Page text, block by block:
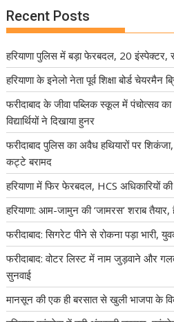
Recent Posts
हरियाणा पुलिस में बड़ा फेरबदल, 20
हरियाणा के इनेलो नेता पूर्व शिक्षा बोर्ड चेयरमैन
फरीदाबाद के जीवा पब्लिक स्कूल में पंचोत्सव
विद्यार्थियों ने दिखाया हुनर
फरीदाबाद पुलिस का अवैध हथियारों पर
कट्टे बरामद
हरियाणा में फिर फेरबदल, HCS अधिकारियों
हरियाणा: आम-जामुन की ‘जामरस’ शराब
फरीदाबाद: सिगरेट पीने से रोकना पड़ा भारी,
फरीदाबाद: वोटर लिस्ट में नाम जुड़वाने और
सुनवाई
मानसून की एक ही बरसात से खुली भाजपा के